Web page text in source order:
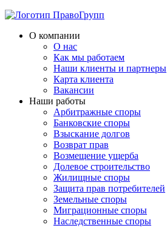
О компании
О нас
Как мы работаем
Наши клиенты и партнеры
Карта клиента
Вакансии
Наши работы
Арбитражные споры
Банковские споры
Взыскание долгов
Возврат прав
Возмещение ущерба
Долевое строительство
Жилищные споры
Защита прав потребителей
Земельные споры
Миграционные споры
Наследственные споры